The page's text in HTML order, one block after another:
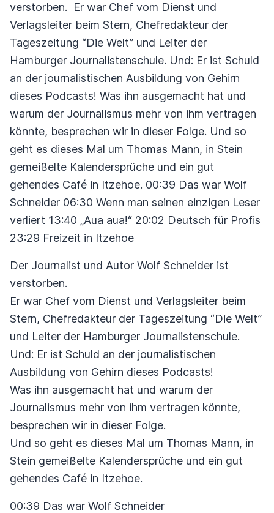
verstorben. Er war Chef vom Dienst und
Verlagsleiter beim Stern, Chefredakteur der
Tageszeitung “Die Welt” und Leiter der
Hamburger Journalistenschule. Und: Er ist Schuld
an der journalistischen Ausbildung von Gehirn
dieses Podcasts! Was ihn ausgemacht hat und
warum der Journalismus mehr von ihm vertragen
könnte, besprechen wir in dieser Folge. Und so
geht es dieses Mal um Thomas Mann, in Stein
gemeißelte Kalendersprüche und ein gut
gehendes Café in Itzehoe. 00:39 Das war Wolf
Schneider 06:30 Wenn man seinen einzigen Leser
verliert 13:40 „Aua aua!“ 20:02 Deutsch für Profis
23:29 Freizeit in Itzehoe
Der Journalist und Autor Wolf Schneider ist
verstorben.
Er war Chef vom Dienst und Verlagsleiter beim
Stern, Chefredakteur der Tageszeitung “Die Welt”
und Leiter der Hamburger Journalistenschule.
Und: Er ist Schuld an der journalistischen
Ausbildung von Gehirn dieses Podcasts!
Was ihn ausgemacht hat und warum der
Journalismus mehr von ihm vertragen könnte,
besprechen wir in dieser Folge.
Und so geht es dieses Mal um Thomas Mann, in
Stein gemeißelte Kalendersprüche und ein gut
gehendes Café in Itzehoe.
00:39 Das war Wolf Schneider